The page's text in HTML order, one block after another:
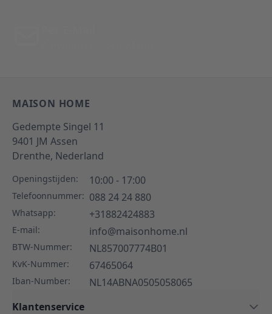
MAISON HOME
Gedempte Singel 11
9401 JM Assen
Drenthe, Nederland
Openingstijden: 10:00 - 17:00
Telefoonnummer: 088 24 24 880
Whatsapp: +31882424883
E-mail: info@maisonhome.nl
BTW-Nummer: NL857007774B01
KvK-Nummer: 67465064
Iban-Number:
NL14ABNA0505058065
Klantenservice